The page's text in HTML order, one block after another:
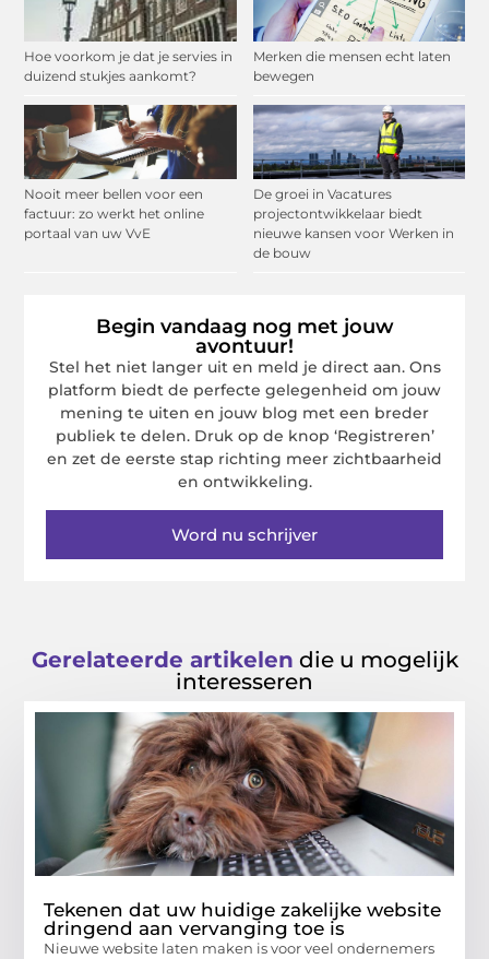
Hoe voorkom je dat je servies in
duizend stukjes aankomt?
Merken die mensen echt laten
bewegen
Nooit meer bellen voor een
factuur: zo werkt het online
portaal van uw VvE
De groei in Vacatures
projectontwikkelaar biedt
nieuwe kansen voor Werken in
de bouw
Begin vandaag nog met jouw
avontuur!
Stel het niet langer uit en meld je direct aan. Ons
platform biedt de perfecte gelegenheid om jouw
mening te uiten en jouw blog met een breder
publiek te delen. Druk op de knop ‘Registreren’
en zet de eerste stap richting meer zichtbaarheid
en ontwikkeling.
Word nu schrijver
Gerelateerde artikelen die u mogelijk
interesseren
Tekenen dat uw huidige zakelijke website
dringend aan vervanging toe is
Nieuwe website laten maken is voor veel ondernemers